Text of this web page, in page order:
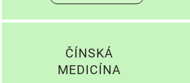
ČÍNSKÁ
MEDICÍNA